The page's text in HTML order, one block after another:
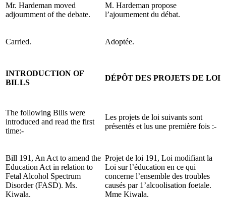
Mr. Hardeman moved
adjournment of the debate.
M. Hardeman propose
l’ajournement du débat.
Carried. Adoptée.
INTRODUCTION OF
BILLS
DÉPÔT DES PROJETS DE LOI
The following Bills were
introduced and read the first
time:-
Les projets de loi suivants sont
présentés et lus une première fois :-
Bill 191, An Act to amend the
Education Act in relation to
Fetal Alcohol Spectrum
Disorder (FASD). Ms.
Kiwala.
Projet de loi 191, Loi modifiant la
Loi sur l’éducation en ce qui
concerne l’ensemble des troubles
causés par 1’alcoolisation foetale.
Mme Kiwala.